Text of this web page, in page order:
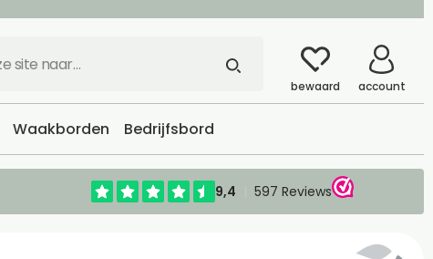
bewaard account
Waakborden Bedrijfsbord